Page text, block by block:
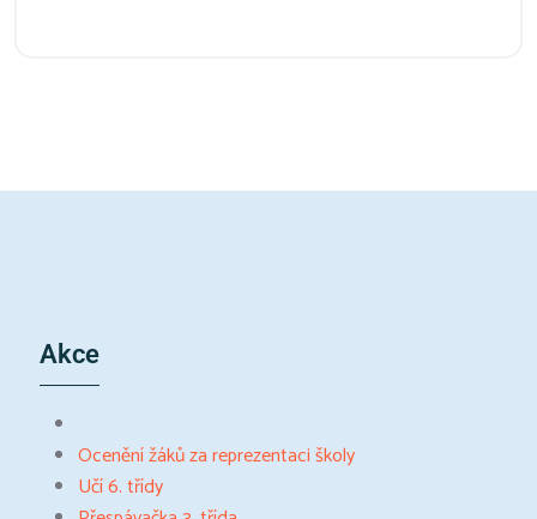
Akce
Ocenění žáků za reprezentaci školy
Učí 6. třídy